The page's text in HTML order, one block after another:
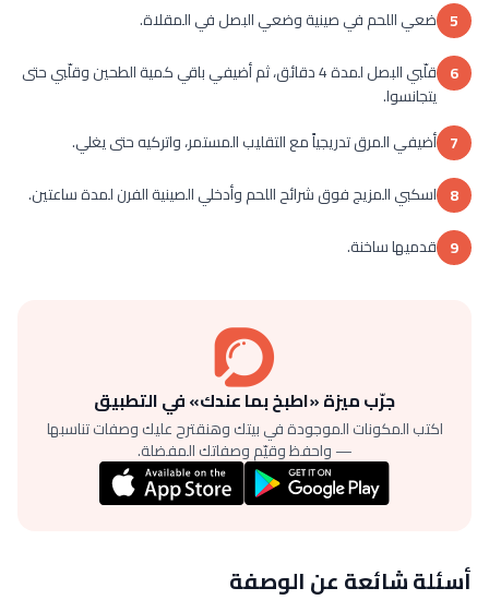
5 ضعي اللحم في صينية وضعي البصل في المقلاة.
6
قلّبي البصل لمدة 4 دقائق، ثم أضيفي باقي كمية الطحين وقلّبي حتى
يتجانسوا.
7 أضيفي المرق تدريجياً مع التقليب المستمر، واتركيه حتى يغلي.
8 اسكبي المزيج فوق شرائح اللحم وأدخلي الصينية الفرن لمدة ساعتين.
9 قدميها ساخنة.
جرّب ميزة «اطبخ بما عندك» في التطبيق
اكتب المكونات الموجودة في بيتك وهنقترح عليك وصفات تناسبها
— واحفظ وقيّم وصفاتك المفضلة.
أسئلة شائعة عن الوصفة